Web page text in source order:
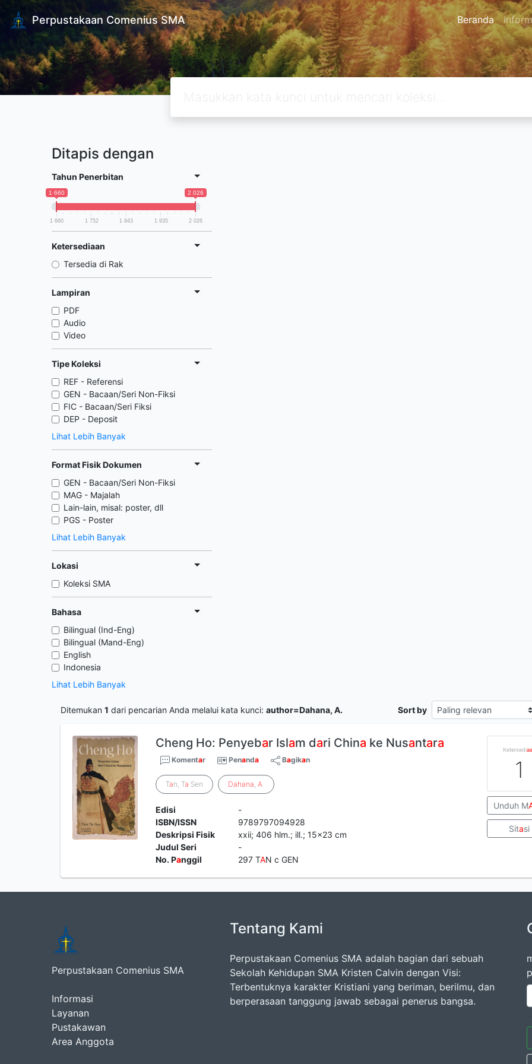
Perpustakaan Comenius SMA Beranda
Ditapis dengan
Tahun Penerbitan
1 660 2 026
1 660 1 752 1 843 1 935 2 026
Ketersediaan
Tersedia di Rak
Lampiran
PDF
Audio
Video
Tipe Koleksi
REF - Referensi
GEN - Bacaan/Seri Non-Fiksi
FIC - Bacaan/Seri Fiksi
DEP - Deposit
Lihat Lebih Banyak
Format Fisik Dokumen
GEN - Bacaan/Seri Non-Fiksi
MAG - Majalah
Lain-lain, misal: poster, dll
PGS - Poster
Lihat Lebih Banyak
Lokasi
Koleksi SMA
Bahasa
Bilingual (Ind-Eng)
Bilingual (Mand-Eng)
English
Indonesia
Lihat Lebih Banyak
Ditemukan 1 dari pencarian Anda melalui kata kunci: author=Dahana, A. Sort by
Cheng Ho: Penyebar Islam dari China ke Nusantara
Komentar Penanda Bagikan
Tan, Ta Sen Dahana, A.
Edisi
-
ISBN/ISSN
9789797094928
Deskripsi Fisik
xxii; 406 hlm.; ill.; 15x23 cm
Judul Seri
-
No. Panggil 297 TAN c GEN
Ketersedia
1
Unduh M
Sitasi
Perpustakaan Comenius SMA
Informasi
Layanan
Pustakawan
Area Anggota
Tentang Kami
Perpustakaan Comenius SMA adalah bagian dari sebuah
Sekolah Kehidupan SMA Kristen Calvin dengan Visi:
Terbentuknya karakter Kristiani yang beriman, berilmu, dan
berperasaan tanggung jawab sebagai penerus bangsa.